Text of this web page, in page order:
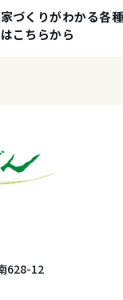
づくりがわかる各種
こちらから
628-12